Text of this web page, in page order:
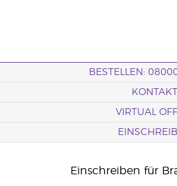
BESTELLEN:
KONTAKT
VIRTUAL
Einschreiben für